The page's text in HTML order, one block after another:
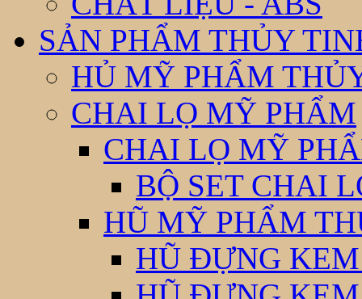
SẢN PHẨM THỦY
HỦ MỸ PHẨM
CHAI LỌ MỸ PHẨM
CHAI LỌ MỸ
BỘ SET CHAI
HŨ MỸ PHẨM
HŨ ĐỰNG